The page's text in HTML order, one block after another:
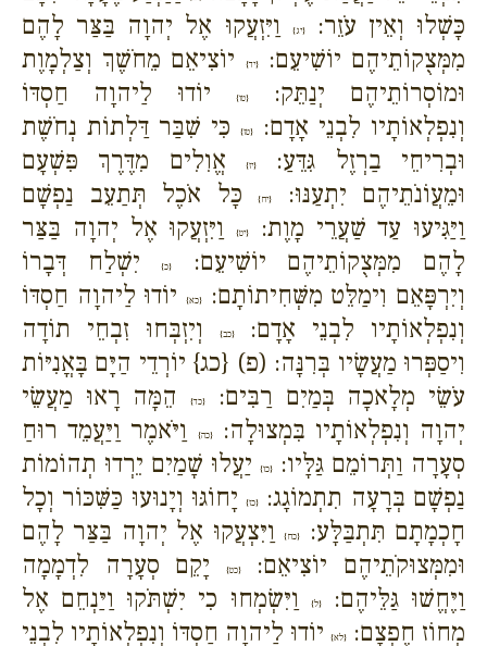
כָּשְׁלוּ וְאֵין עֹזֵר:{יג}
וַיִּזְעֲקוּ אֶל יְהוָה בַּצַּר לָהֶם
מִמְּצֻקוֹתֵיהֶם יוֹשִׁיעֵם:{יד}
יוֹצִיאֵם מֵחֹשֶׁךְ וְצַלְמָוֶת
וּמוֹסְרוֹתֵיהֶם יְנַתֵּק:
{טו}
יוֹדוּ לַיהוָה חַסְדּוֹ
וְנִפְלְאוֹתָיו לִבְנֵי אָדָם:
{טז}
כִּי שִׁבַּר דַּלְתוֹת נְחֹשֶׁת
וּבְרִיחֵי בַרְזֶל גִּדֵּעַ:
{יז}
אֱוִלִים מִדֶּרֶךְ פִּשְׁעָם
וּמֵעֲוֹנֹתֵיהֶם יִתְעַנּוּ:
{יח}
כָּל אֹכֶל תְּתַעֵב נַפְשָׁם
וַיַּגִּיעוּ עַד שַׁעֲרֵי מָוֶת:
{יט}
וַיִּזְעֲקוּ אֶל יְהוָה בַּצַּר
לָהֶם מִמְּצֻקוֹתֵיהֶם יוֹשִׁיעֵם:
{כ}יִשְׁלַח דְּבָרוֹ
וְיִרְפָּאֵם וִימַלֵּט מִשְּׁחִיתוֹתָם:
{כא}
יוֹדוּ לַיהוָה חַסְדּוֹ
וְנִפְלְאוֹתָיו לִבְנֵי אָדָם:{כב}
וְיִזְבְּחוּ זִבְחֵי תוֹדָה
וִיסַפְּרוּ מַעֲשָׂיו בְּרִנָּה: (פ) {כג} יוֹרְדֵי הַיָּם בָּאֳנִיּוֹת
עֹשֵׂי מְלָאכָה בְּמַיִם רַבִּים:
{כד}הֵמָּה רָאוּ מַעֲשֵׂי
יְהוָה וְנִפְלְאוֹתָיו בִּמְצוּלָה:{כה}
וַיֹּאמֶר וַיַּעֲמֵד רוּחַ
סְעָרָה וַתְּרוֹמֵם גַּלָּיו:
{כו}
יַעֲלוּ שָׁמַיִם יֵרְדוּ תְהוֹמוֹת
נַפְשָׁם בְּרָעָה תִתְמוֹגָג:
{כז}יָחוֹגּוּ וְיָנוּעוּ כַּשִּׁכּוֹר וְכָל
חָכְמָתָם תִּתְבַּלָּע:
{כח}וַיִּצְעֲקוּ אֶל יְהוָה בַּצַּר לָהֶם
וּמִמְּצוּקֹתֵיהֶם יוֹצִיאֵם:{כט}
יָקֵם סְעָרָה לִדְמָמָה
וַיֶּחֱשׁוּ גַּלֵּיהֶם:{ל}
וַיִּשְׂמְחוּ כִי יִשְׁתֹּקוּ וַיַּנְחֵם אֶל
מְחוֹז חֶפְצָם:
{לא} יוֹדוּ לַיהוָה חַסְדּוֹ וְנִפְלְאוֹתָיו לִבְנֵי